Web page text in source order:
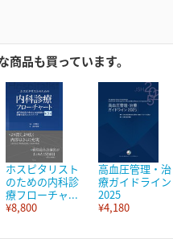
品も買っています。
ホスピタリスト
のための内科診
療フローチャ...
¥8,800
高血圧管理・治
療ガイドライン
2025
¥4,180